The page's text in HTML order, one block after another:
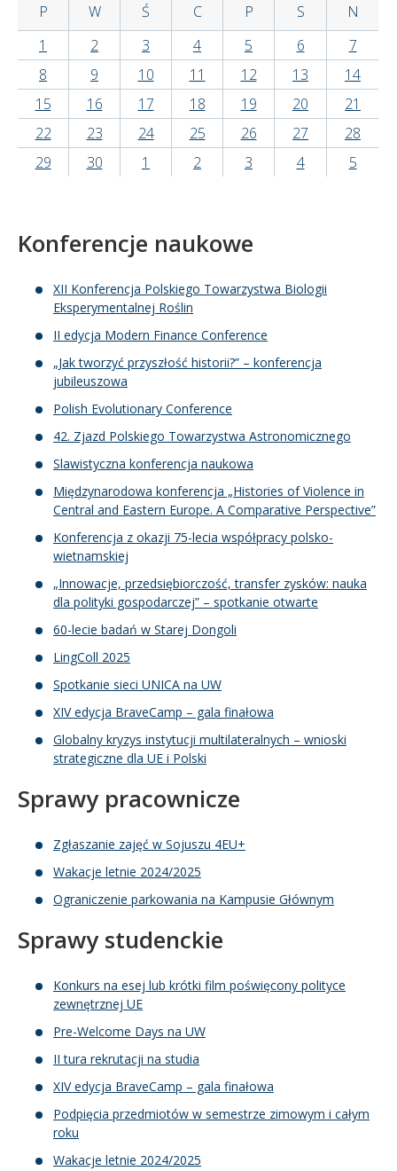
Kandydat
Absolwent
P W Ś C P S
N
1
2 3 4 5 6
7
8
9 10 11 12 13
14
15
16 17 18 19 20
21
22
23 24 25 26 27
28
29
30 1 2 3 4 5
Konferencje naukowe
XII Konferencja Polskiego Towarzystwa Biologii
Eksperymentalnej Roślin
II edycja Modern Finance Conference
„Jak tworzyć przyszłość historii?” – konferencja
jubileuszowa
Polish Evolutionary Conference
42. Zjazd Polskiego Towarzystwa Astronomicznego
Slawistyczna konferencja naukowa
Międzynarodowa konferencja „Histories of Violence in
Central and Eastern Europe. A Comparative Perspective”
Konferencja z okazji 75-lecia współpracy polsko-
wietnamskiej
„Innowacje, przedsiębiorczość, transfer zysków: nauka
dla polityki gospodarczej” – spotkanie otwarte
60-lecie badań w Starej Dongoli
LingColl 2025
Spotkanie sieci UNICA na UW
XIV edycja BraveCamp – gala finałowa
Globalny kryzys instytucji multilateralnych – wnioski
strategiczne dla UE i Polski
Sprawy pracownicze
Zgłaszanie zajęć w Sojuszu 4EU+
Wakacje letnie 2024/2025
Ograniczenie parkowania na Kampusie Głównym
Sprawy studenckie
Konkurs na esej lub krótki film poświęcony polityce
zewnętrznej UE
Pre-Welcome Days na UW
II tura rekrutacji na studia
XIV edycja BraveCamp – gala finałowa
Podpięcia przedmiotów w semestrze zimowym i całym
roku
Wakacje letnie 2024/2025